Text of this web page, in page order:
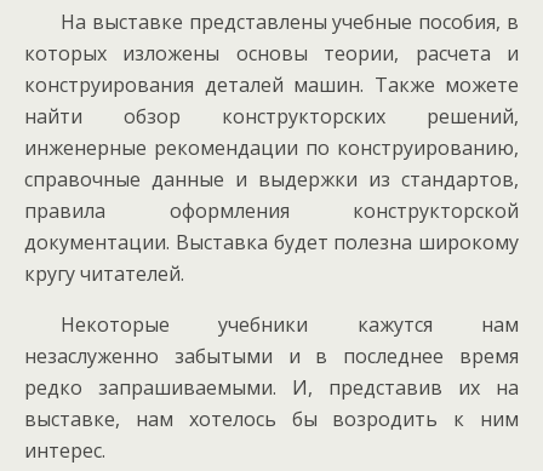
На выставке представлены учебные пособия, в
которых изложены основы теории, расчета и
конструирования деталей машин. Также можете
найти обзор конструкторских решений,
инженерные рекомендации по конструированию,
справочные данные и выдержки из стандартов,
правила оформления конструкторской
документации. Выставка будет полезна широкому
кругу читателей.
Некоторые учебники кажутся нам
незаслуженно забытыми и в последнее время
редко запрашиваемыми. И, представив их на
выставке, нам хотелось бы возродить к ним
интерес.